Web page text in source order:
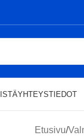
YHTEYSTIEDOT
Etusivu/